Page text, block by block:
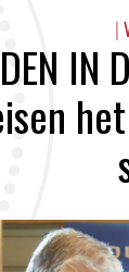
|
IN